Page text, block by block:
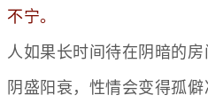
不宁。
人如果长时间待在阴暗的房
阴盛阳衰，性情会变得孤